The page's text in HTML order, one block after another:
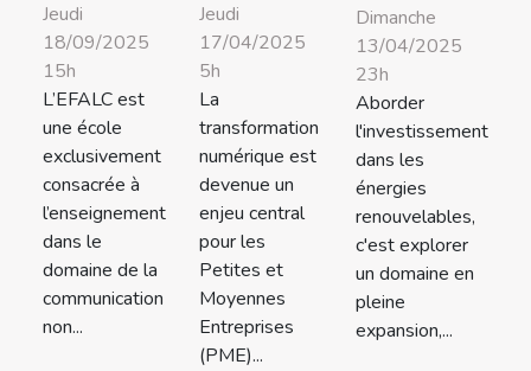
Jeudi
18/09/2025
15h
L’EFALC est
une école
exclusivement
consacrée à
l’enseignement
dans le
domaine de la
communication
non...
Jeudi
17/04/2025
5h
La
transformation
numérique est
devenue un
enjeu central
pour les
Petites et
Moyennes
Entreprises
(PME)...
Dimanche
13/04/2025
23h
Aborder
l'investissement
dans les
énergies
renouvelables,
c'est explorer
un domaine en
pleine
expansion,...